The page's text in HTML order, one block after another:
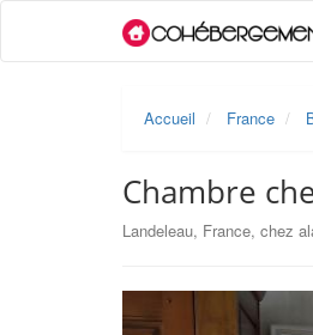
Accueil France
Chambre
Landeleau, France, chez